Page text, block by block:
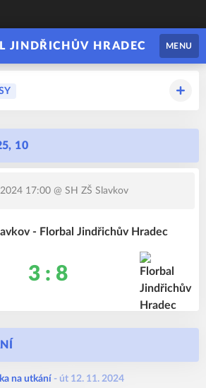
JINDŘICHŮV HRADEC MENU
10
17:00 @ SH ZŠ Slavkov
- Florbal Jindřichův Hradec
3 : 8
na utkání - út 12. 11. 2024